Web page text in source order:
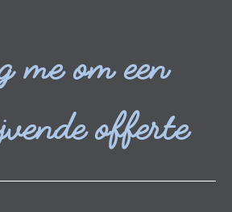
me om een
offerte